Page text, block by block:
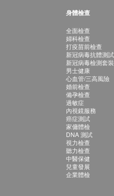
身體檢查
全面檢查
婦科檢查
打疫苗前檢查
新冠病毒抗體測試
新冠病毒檢測套裝
男士健康
心血管/三高風險
婚前檢查
備孕檢查
過敏症
內視鏡服務
癌症測試
家傭體檢
DNA 測試
視力檢查
聽力檢查
中醫保健
兒童發展
企業體檢